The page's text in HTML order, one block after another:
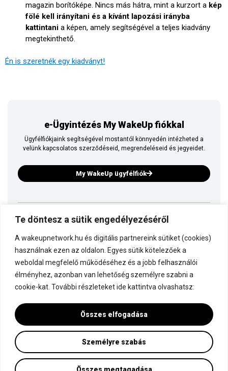
Te döntesz a sütik engedélyezéséről
A wakeupnetwork.hu és digitális partnereink sütiket (cookies)
használnak ezen az oldalon. Egyes sütik kötelezőek a
weboldal megfelelő működéséhez és a jobb felhasználói
élményhez, azonban van lehetőség személyre szabni a
cookie-kat. További részleteket ide kattintva olvashatsz:
Személyre szabás
Összes megtagadása
Összes elfogadása
magazin borítóképe. Nincs más hátra, mint a kurzort a kép
fölé kell irányítani és a kívánt lapozási irányba
kattintani a képen, amely segítségével a teljes kiadvány
megtekinthető.
Én is szeretnék egy kiadványt!
e-Ügyintézés My WakeUp fiókkal
Ügyfélfiókjaink segítségével mostantól könnyedén intézheted a
velünk kapcsolatos szerződéseid, megrendeléseid és jegyeidet.
My WakeUp ügyfélfiók
Ez is a WakeUp
Kapcsolódj a WakeUp-hoz!
Dokumentáció
Adatvédelmi és cookie beállítások
Minden jog fenntartva! © WakeUp Network 2015-2026 by Marczinka Mátyás